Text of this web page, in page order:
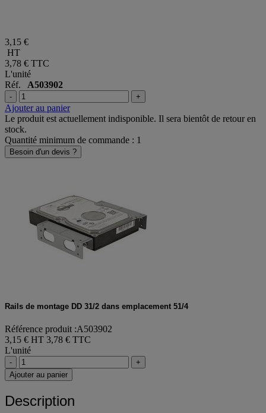
3,15 €
HT
3,78 € TTC
L'unité
Réf. A503902
- +
Ajouter au panier
Le produit est actuellement indisponible. Il sera bientôt de retour en
stock.
Quantité minimum de commande : 1
Besoin d'un devis ?
Rails de montage DD 31/2 dans emplacement 51/4
Référence produit :A503902
3,15 € HT 3,78 € TTC
L'unité
-
+
Ajouter au panier
Description